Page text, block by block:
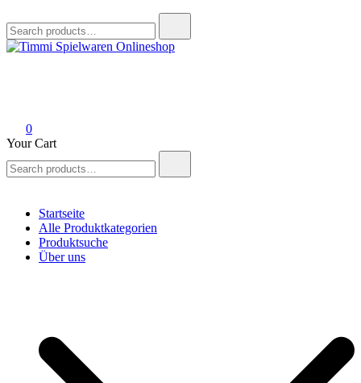
for:
0
Your Cart
for:
Startseite
Alle Produktkategorien
Produktsuche
Über uns